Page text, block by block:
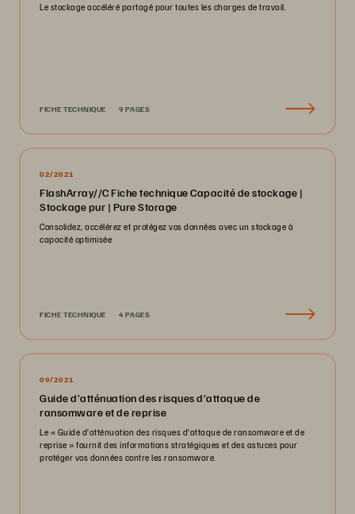
Le stockage accéléré partagé pour toutes les charges de travail.
FICHE TECHNIQUE 9 PAGES
02/2021
FlashArray//C Fiche technique Capacité de stockage |
Stockage pur | Pure Storage
Consolidez, accélérez et protégez vos données avec un stockage à
capacité optimisée
FICHE TECHNIQUE 4 PAGES
09/2021
Guide d’atténuation des risques d’attaque de
ransomware et de reprise
Le « Guide d’atténuation des risques d’attaque de ransomware et de
reprise » fournit des informations stratégiques et des astuces pour
protéger vos données contre les ransomware.